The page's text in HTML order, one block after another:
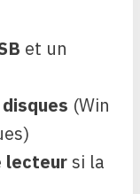
et un
(Win
lecteur si la